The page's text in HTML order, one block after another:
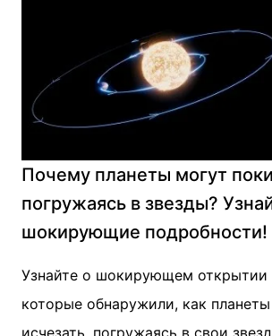
Почему планеты могут
погружаясь в звезды?
шокирующие подробности!
Узнайте о шокирующем открытии
которые обнаружили, как
исчезать, погружаясь в свои